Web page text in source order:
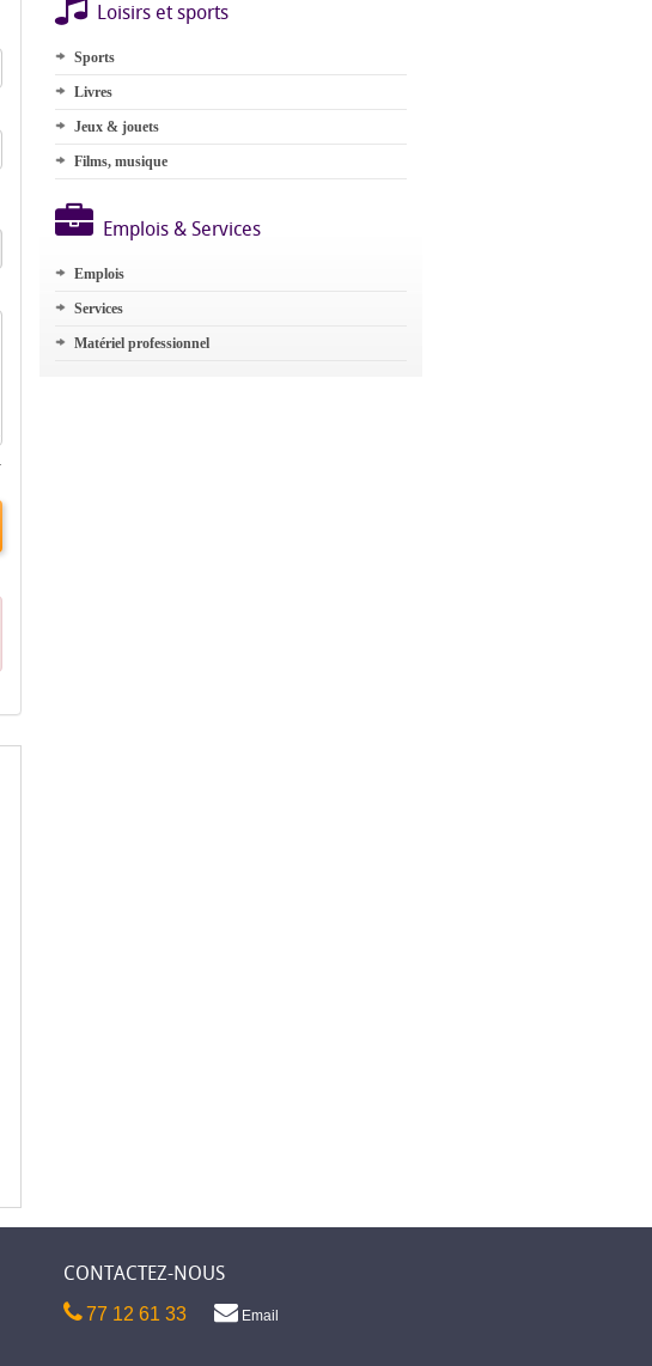
Loisirs et sports
Sports
Livres
Jeux & jouets
Films, musique
Emplois & Services
Emplois
Services
Matériel professionnel
CONTACTEZ-NOUS
77 12 61 33 Email